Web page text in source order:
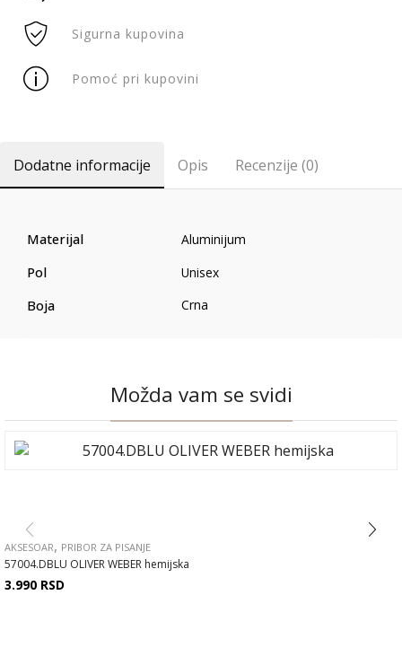
Sigurna kupovina
Pomoć pri kupovini
Dodatne informacije Opis Recenzije (0)
Materijal Aluminijum
Pol Unisex
Boja Crna
Možda vam se svidi
AKSESOAR, PRIBOR ZA PISANJE
57004.DBLU OLIVER WEBER hemijska
3.990 RSD